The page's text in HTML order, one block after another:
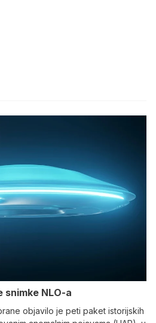
snimke NLO-a
objavilo je peti paket istorijskih